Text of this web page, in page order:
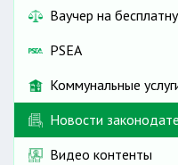
Ваучер на
PSEA
Коммунальные
Новости
Видео контенты